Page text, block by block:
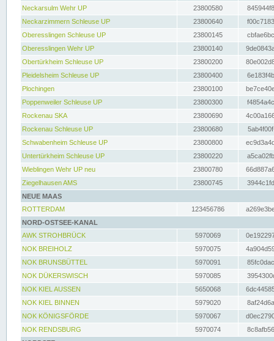
Neckarsulm Wehr UP
23800580
Neckarzimmern Schleuse UP
23800640
Oberesslingen Schleuse UP
23800145
Oberesslingen Wehr UP
23800140
Obertürkheim Schleuse UP
23800200
Pleidelsheim Schleuse UP
23800400
Plochingen
23800100
Poppenweiler Schleuse UP
23800300
Rockenau SKA
23800690
Rockenau Schleuse UP
23800680
Schwabenheim Schleuse UP
23800800
Untertürkheim Schleuse UP
23800220
Wieblingen Wehr UP neu
23800780
Ziegelhausen AMS
23800745
NEUE MAAS
ROTTERDAM
123456786
NORD-OSTSEE-KANAL
AWK STROHBRÜCK
5970069
NOK BREIHOLZ
5970075
NOK BRUNSBÜTTEL
5970091
NOK DÜKERSWISCH
5970085
NOK KIEL AUSSEN
5650068
NOK KIEL BINNEN
5979020
NOK KÖNIGSFÖRDE
5970067
NOK RENDSBURG
5970074